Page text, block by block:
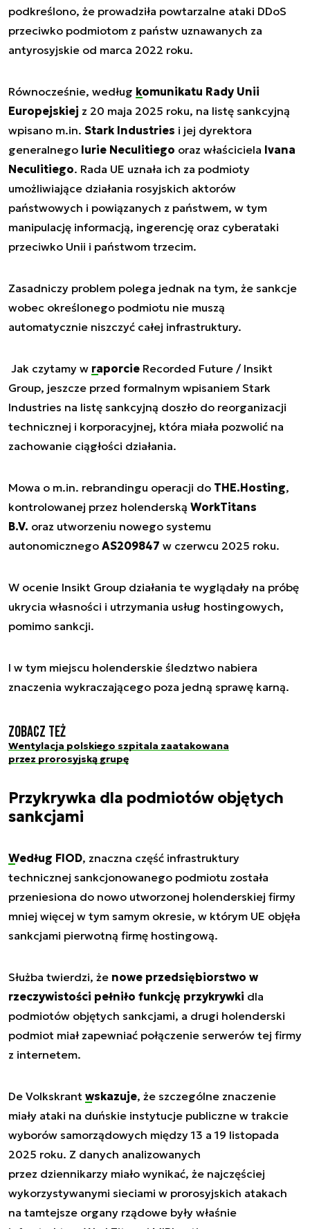
podkreślono, że prowadziła powtarzalne ataki DDoS
przeciwko podmiotom z państw uznawanych za
antyrosyjskie od marca 2022 roku.
Równocześnie, według komunikatu Rady Unii
Europejskiej z 20 maja 2025 roku, na listę sankcyjną
wpisano m.in. Stark Industries i jej dyrektora
generalnego Iurie Neculitiego oraz właściciela Ivana
Neculitiego. Rada UE uznała ich za podmioty
umożliwiające działania rosyjskich aktorów
państwowych i powiązanych z państwem, w tym
manipulację informacją, ingerencję oraz cyberataki
przeciwko Unii i państwom trzecim.
Zasadniczy problem polega jednak na tym, że sankcje
wobec określonego podmiotu nie muszą
automatycznie niszczyć całej infrastruktury.
Jak czytamy w raporcie Recorded Future / Insikt
Group, jeszcze przed formalnym wpisaniem Stark
Industries na listę sankcyjną doszło do reorganizacji
technicznej i korporacyjnej, która miała pozwolić na
zachowanie ciągłości działania.
Mowa o m.in. rebrandingu operacji do THE.Hosting,
kontrolowanej przez holenderską WorkTitans
B.V. oraz utworzeniu nowego systemu
autonomicznego AS209847 w czerwcu 2025 roku.
W ocenie Insikt Group działania te wyglądały na próbę
ukrycia własności i utrzymania usług hostingowych,
pomimo sankcji.
I w tym miejscu holenderskie śledztwo nabiera
znaczenia wykraczającego poza jedną sprawę karną.
Zobacz też
Wentylacja polskiego szpitala zaatakowana
przez prorosyjską grupę
Przykrywka dla podmiotów objętych
sankcjami
Według FIOD, znaczna część infrastruktury
technicznej sankcjonowanego podmiotu została
przeniesiona do nowo utworzonej holenderskiej firmy
mniej więcej w tym samym okresie, w którym UE objęła
sankcjami pierwotną firmę hostingową.
Służba twierdzi, że nowe przedsiębiorstwo w
rzeczywistości pełniło funkcję przykrywki dla
podmiotów objętych sankcjami, a drugi holenderski
podmiot miał zapewniać połączenie serwerów tej firmy
z internetem.
De Volkskrant wskazuje, że szczególne znaczenie
miały ataki na duńskie instytucje publiczne w trakcie
wyborów samorządowych między 13 a 19 listopada
2025 roku. Z danych analizowanych
przez dziennikarzy miało wynikać, że najczęściej
wykorzystywanymi sieciami w prorosyjskich atakach
na tamtejsze organy rządowe były właśnie